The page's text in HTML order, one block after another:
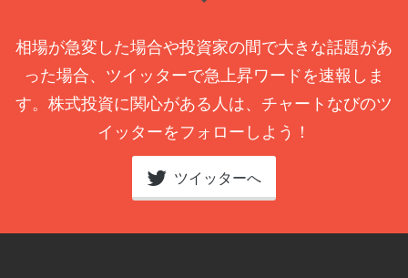
相場が急変した場合や投資家の間で大きな話題があ
った場合、ツイッターで急上昇ワードを速報しま
す。株式投資に関心がある人は、チャートなびのツ
イッターをフォローしよう！
ツイッターへ